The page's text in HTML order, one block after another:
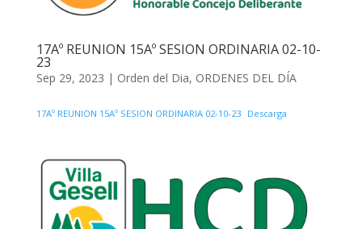
17Aº REUNION 15Aº SESION ORDINARIA 02-10-
23
Sep 29, 2023 | Orden del Dia, ORDENES DEL DÍA
17Aº REUNION 15Aº SESION ORDINARIA 02-10-23 Descarga